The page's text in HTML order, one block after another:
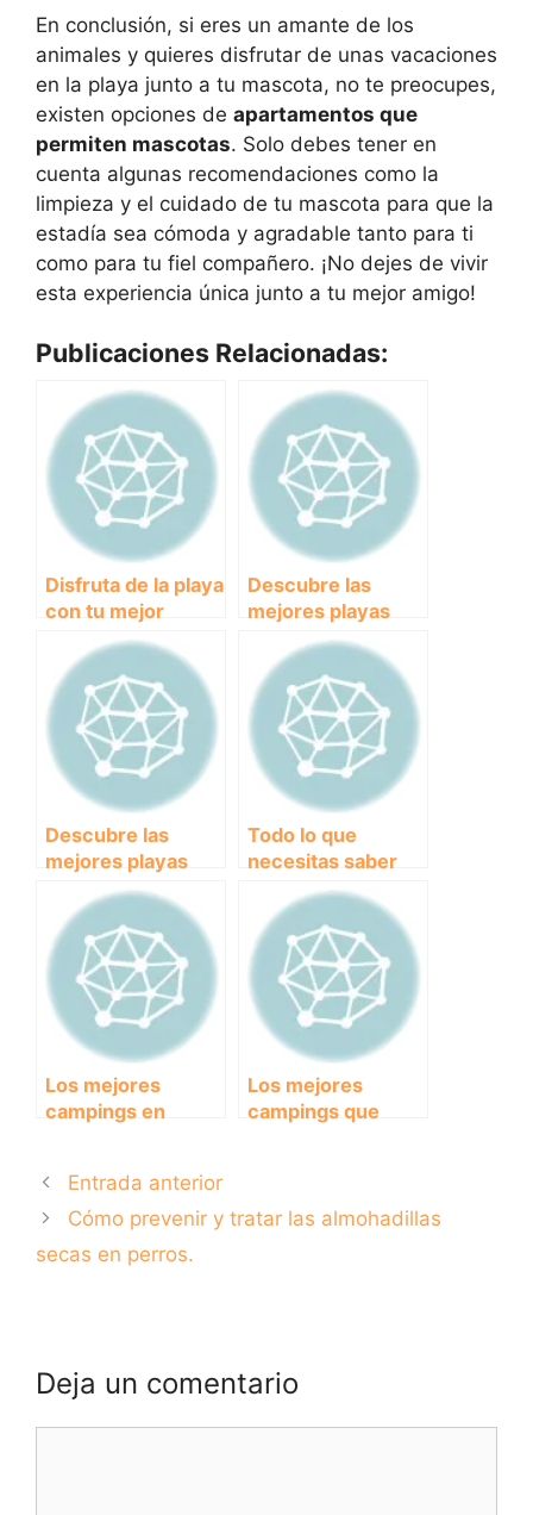
En conclusión, si eres un amante de los
animales y quieres disfrutar de unas vacaciones
en la playa junto a tu mascota, no te preocupes,
existen opciones de apartamentos que
permiten mascotas. Solo debes tener en
cuenta algunas recomendaciones como la
limpieza y el cuidado de tu mascota para que la
estadía sea cómoda y agradable tanto para ti
como para tu fiel compañero. ¡No dejes de vivir
esta experiencia única junto a tu mejor amigo!
Publicaciones Relacionadas:
Disfruta de la playa
con tu mejor
amigo: Consejos
para llevar a tu
perro a la playa.
Descubre las
mejores playas
para perros en
Málaga y disfruta
del verano junto a
tu mascota
Descubre las
mejores playas
para perros cerca
de ti: ¡Disfruta del
verano junto a tu
peludo amigo!
Todo lo que
necesitas saber
sobre los
antiparasitarios
internos para
mantener a tus
perros sanos y
felices
Los mejores
campings en
bungalows
Los mejores
campings que
inolvidables
Entrada anterior
Cómo prevenir y tratar las almohadillas
secas en perros.
Deja un comentario